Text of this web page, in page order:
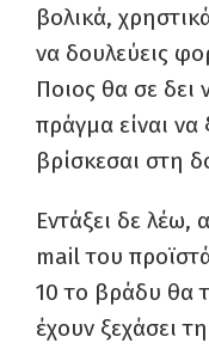
βολικά,
να δουλεύεις
Ποιος θα σε δει
πράγμα είναι
βρίσκεσαι στη
Εντάξει δε λέω,
mailτου προϊ
10 το βράδυ θα
έχουν ξεχάσει